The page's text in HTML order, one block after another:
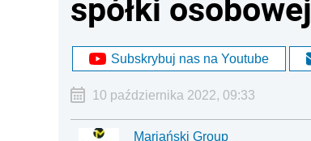
Subskrybuj nas na Youtube
10 października 2022, 09:33
Mariański Group